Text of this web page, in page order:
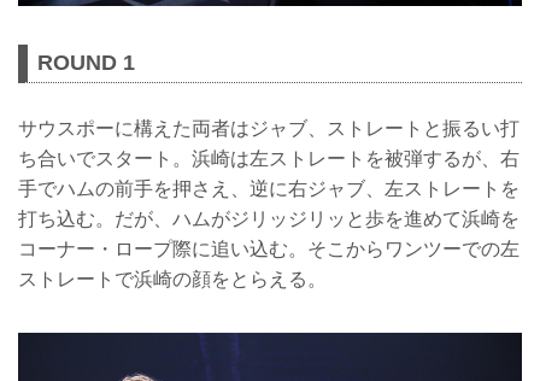
ROUND 1
サウスポーに構えた両者はジャブ、ストレートと振るい打
ち合いでスタート。浜崎は左ストレートを被弾するが、右
手でハムの前手を押さえ、逆に右ジャブ、左ストレートを
打ち込む。だが、ハムがジリッジリッと歩を進めて浜崎を
コーナー・ロープ際に追い込む。そこからワンツーでの左
ストレートで浜崎の顔をとらえる。